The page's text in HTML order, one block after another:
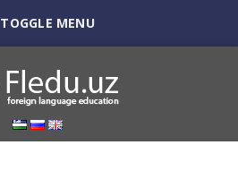
TOGGLE MENU